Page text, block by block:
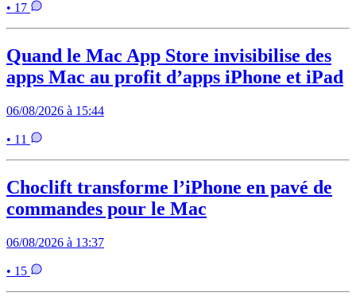
• 17
Quand le Mac App Store invisibilise des
apps Mac au profit d’apps iPhone et iPad
06/08/2026 à 15:44
• 11
Choclift transforme l’iPhone en pavé de
commandes pour le Mac
06/08/2026 à 13:37
• 15